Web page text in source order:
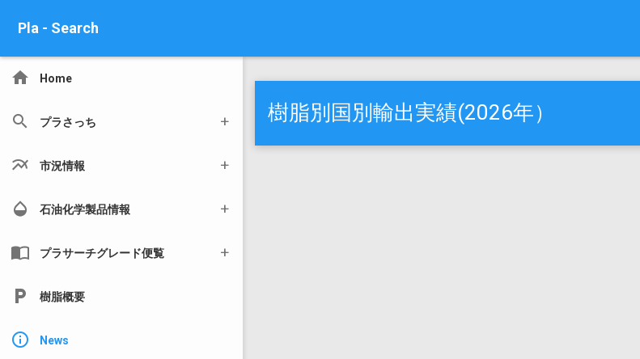
Pla - Search
home Home
search プラさっち
multiline_chart 市況情報
opacity 石油化学製品情報
import_contacts プラサーチグレード便覧
local_parking 樹脂概要
info_outline News
樹脂別国別輸出実績(2026年）